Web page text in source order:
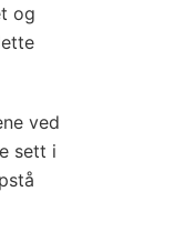
og
ved
sett i